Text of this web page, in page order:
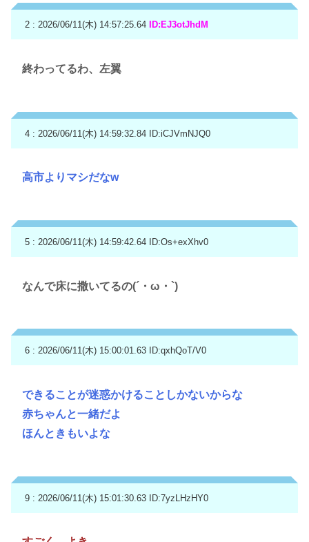
2 : 2026/06/11(木) 14:57:25.64 ID:EJ3otJhdM
終わってるわ、左翼
4 : 2026/06/11(木) 14:59:32.84 ID:iCJVmNJQ0
高市よりマシだなw
5 : 2026/06/11(木) 14:59:42.64 ID:Os+exXhv0
なんで床に撒いてるの(´・ω・`)
6 : 2026/06/11(木) 15:00:01.63 ID:qxhQoT/V0
できることが迷惑かけることしかないからな
赤ちゃんと一緒だよ
ほんときもいよな
9 : 2026/06/11(木) 15:01:30.63 ID:7yzLHzHY0